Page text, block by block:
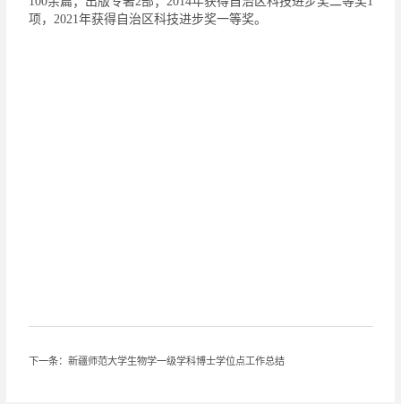
项， 2021年获得自治区科技进步奖一等奖。
下一条：新疆师范大学生物学一级学科博士学位点工作总结